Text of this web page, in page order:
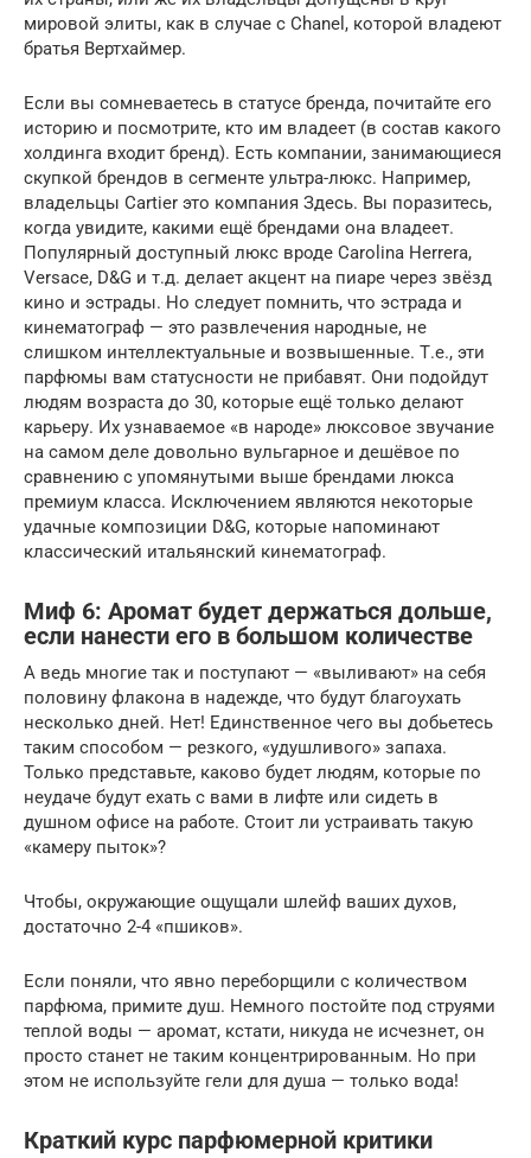
мировой элиты, как в случае с Chanel, которой владеют
братья Вертхаймер.
Если вы сомневаетесь в статусе бренда, почитайте его
историю и посмотрите, кто им владеет (в состав какого
холдинга входит бренд). Есть компании, занимающиеся
скупкой брендов в сегменте ультра-люкс. Например,
владельцы Cartier это компания Здесь. Вы поразитесь,
когда увидите, какими ещё брендами она владеет.
Популярный доступный люкс вроде Carolina Herrera,
Versace, D&G и т.д. делает акцент на пиаре через звёзд
кино и эстрады. Но следует помнить, что эстрада и
кинематограф — это развлечения народные, не
слишком интеллектуальные и возвышенные. Т.е., эти
парфюмы вам статусности не прибавят. Они подойдут
людям возраста до 30, которые ещё только делают
карьеру. Их узнаваемое «в народе» люксовое звучание
на самом деле довольно вульгарное и дешёвое по
сравнению с упомянутыми выше брендами люкса
премиум класса. Исключением являются некоторые
удачные композиции D&G, которые напоминают
классический итальянский кинематограф.
Миф 6: Аромат будет держаться дольше,
если нанести его в большом количестве
А ведь многие так и поступают — «выливают» на себя
половину флакона в надежде, что будут благоухать
несколько дней. Нет! Единственное чего вы добьетесь
таким способом — резкого, «удушливого» запаха.
Только представьте, каково будет людям, которые по
неудаче будут ехать с вами в лифте или сидеть в
душном офисе на работе. Стоит ли устраивать такую
«камеру пыток»?
Чтобы, окружающие ощущали шлейф ваших духов,
достаточно 2-4 «пшиков».
Если поняли, что явно переборщили с количеством
парфюма, примите душ. Немного постойте под струями
теплой воды — аромат, кстати, никуда не исчезнет, он
просто станет не таким концентрированным. Но при
этом не используйте гели для душа — только вода!
Краткий курс парфюмерной критики